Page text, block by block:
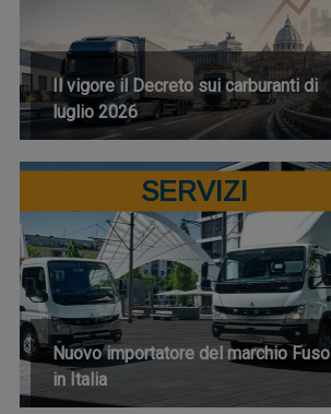
Il vigore il Decreto sui carburanti di
luglio 2026
SERVIZI
Nuovo importatore del marchio Fuso
in Italia